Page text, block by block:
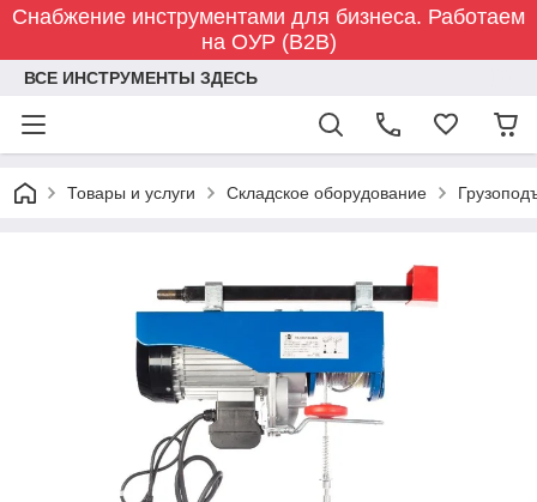
Снабжение инструментами для бизнеса. Работаем
на ОУР (B2B)
ВСЕ ИНСТРУМЕНТЫ ЗДЕСЬ
Товары и услуги Складское оборудование